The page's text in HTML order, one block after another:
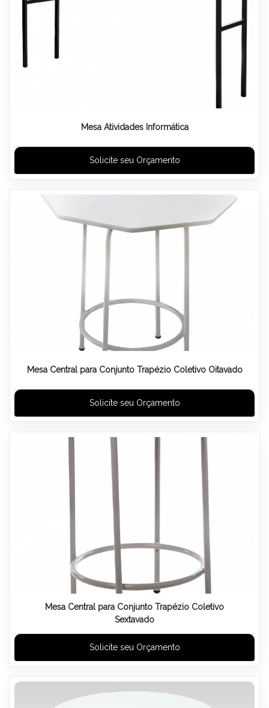
Mesa Atividades Informática
Solicite seu Orçamento
Mesa Central para Conjunto Trapézio Coletivo Oitavado
Solicite seu Orçamento
Mesa Central para Conjunto Trapézio Coletivo
Sextavado
Solicite seu Orçamento